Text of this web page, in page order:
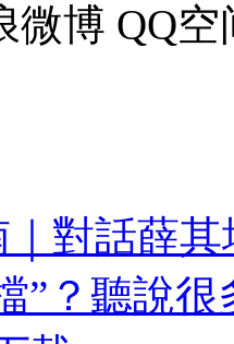
微博 QQ空
對話薛
”？聽說